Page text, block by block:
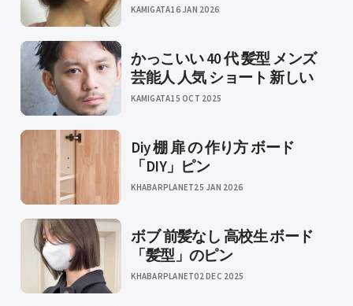
KAMIGATA16 JAN 2026
かっこいい 40 代 髪型 メンズ
芸能人 人気 ショート 新しい
KAMIGATA15 OCT 2025
Diy 棚 扉 の 作り方 ボード
「DIY」ピン
KHABARPLANET25 JAN 2026
ボブ 前髪なし 高校生 ボード
「髪型」のピン
KHABARPLANET02 DEC 2025